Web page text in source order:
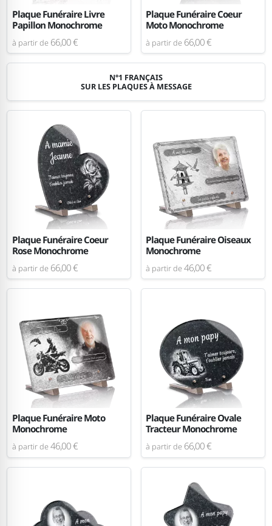
Plaque Funéraire Livre
Papillon Monochrome
à partir de 66,00 €
Plaque Funéraire Coeur
Moto Monochrome
à partir de 66,00 €
N°1 FRANÇAIS
SUR LES PLAQUES À MESSAGE
Plaque Funéraire Coeur
Rose Monochrome
à partir de 66,00 €
Plaque Funéraire Oiseaux
Monochrome
à partir de46,00 €
Plaque Funéraire Moto
Monochrome
à partir de46,00 €
Plaque Funéraire Ovale
Tracteur Monochrome
à partir de 66,00 €